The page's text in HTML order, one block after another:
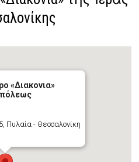
«Διακονια»
Πυλαία - Θεσσαλονίκη